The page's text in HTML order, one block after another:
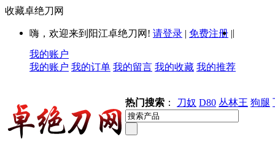
收藏卓绝刀网
嗨，欢迎来到阳江卓绝刀网! 请登录 | 免费注册 ||
我的账户
我的账户 我的订单 我的留言 我的收藏 我的推荐
热门搜索 ： 刀奴 D80 丛林王 狗腿